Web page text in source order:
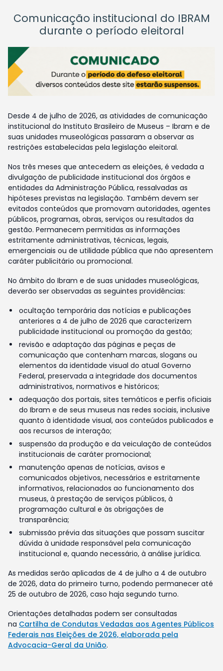
Comunicação institucional do IBRAM
durante o período eleitoral
Desde 4 de julho de 2026, as atividades de comunicação
institucional do Instituto Brasileiro de Museus – Ibram e de
suas unidades museológicas passaram a observar as
restrições estabelecidas pela legislação eleitoral.
Nos três meses que antecedem as eleições, é vedada a
divulgação de publicidade institucional dos órgãos e
entidades da Administração Pública, ressalvadas as
hipóteses previstas na legislação. Também devem ser
evitados conteúdos que promovam autoridades, agentes
públicos, programas, obras, serviços ou resultados da
gestão. Permanecem permitidas as informações
estritamente administrativas, técnicas, legais,
emergenciais ou de utilidade pública que não apresentem
caráter publicitário ou promocional.
No âmbito do Ibram e de suas unidades museológicas,
deverão ser observadas as seguintes providências:
ocultação temporária das notícias e publicações
anteriores a 4 de julho de 2026 que caracterizem
publicidade institucional ou promoção da gestão;
revisão e adaptação das páginas e peças de
comunicação que contenham marcas, slogans ou
elementos da identidade visual do atual Governo
Federal, preservada a integridade dos documentos
administrativos, normativos e históricos;
adequação dos portais, sites temáticos e perfis oficiais
do Ibram e de seus museus nas redes sociais, inclusive
quanto à identidade visual, aos conteúdos publicados e
aos recursos de interação;
suspensão da produção e da veiculação de conteúdos
institucionais de caráter promocional;
manutenção apenas de notícias, avisos e
comunicados objetivos, necessários e estritamente
informativos, relacionados ao funcionamento dos
museus, à prestação de serviços públicos, à
programação cultural e às obrigações de
transparência;
submissão prévia das situações que possam suscitar
dúvida à unidade responsável pela comunicação
institucional e, quando necessário, à análise jurídica.
As medidas serão aplicadas de 4 de julho a 4 de outubro
de 2026, data do primeiro turno, podendo permanecer até
25 de outubro de 2026, caso haja segundo turno.
Orientações detalhadas podem ser consultadas
na Cartilha de Condutas Vedadas aos Agentes Públicos
Federais nas Eleições de 2026, elaborada pela
Advocacia-Geral da União.